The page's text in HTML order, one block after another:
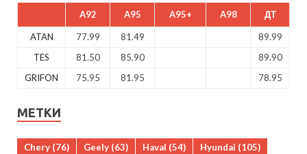
A92 A95 A95+ A98 ДТ
ATAN 77.99 81.49
89.99
TES
81.50 85.90
89.90
GRIFON
75.95 81.95 78.95
МЕТКИ
Chery (76) Geely (63) Haval (54) Hyundai (105)